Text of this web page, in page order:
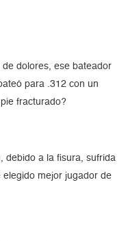
dolores, ese bateador
para .312 con un
fracturado?
debido a la fisura, sufrida
mejor jugador de